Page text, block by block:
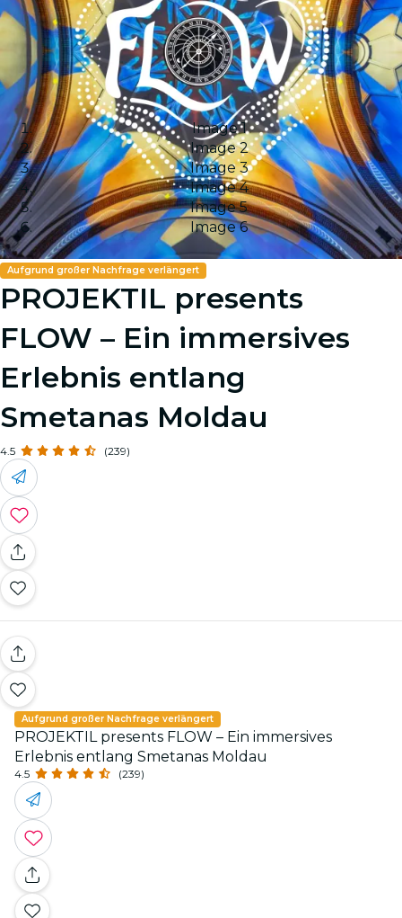
Image 1
Image 2
Image 3
Image 4
Image 5
Image 6
Aufgrund großer Nachfrage verlängert
PROJEKTIL presents
FLOW – Ein immersives
Erlebnis entlang
Smetanas Moldau
4.5 (239)
Aufgrund großer Nachfrage verlängert
PROJEKTIL presents FLOW – Ein immersives
Erlebnis entlang Smetanas Moldau
4.5 (239)